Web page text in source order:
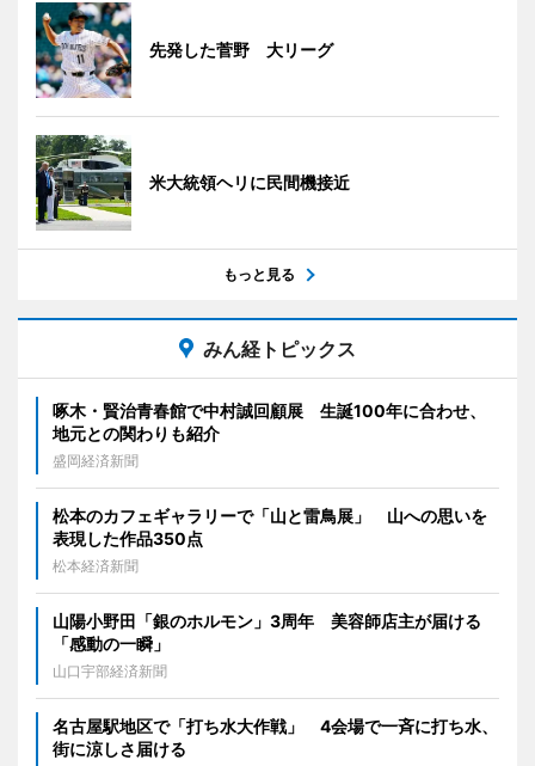
先発した菅野 大リーグ
米大統領ヘリに民間機接近
もっと見る
みん経トピックス
啄木・賢治青春館で中村誠回顧展 生誕100年に合わせ、
地元との関わりも紹介
盛岡経済新聞
松本のカフェギャラリーで「山と雷鳥展」 山への思いを
表現した作品350点
松本経済新聞
山陽小野田「銀のホルモン」3周年 美容師店主が届ける
「感動の一瞬」
山口宇部経済新聞
名古屋駅地区で「打ち水大作戦」 4会場で一斉に打ち水、
街に涼しさ届ける